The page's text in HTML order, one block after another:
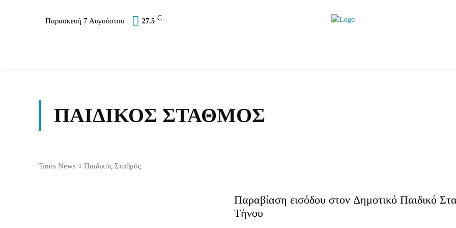
Παρασκευή 7 Αυγούστου 27.5 C
ΠΑΙΔΙΚΌΣ ΣΤΑΘΜΌΣ
Tinos News Παιδικός Σταθμός
Παραβίαση εισόδου στον Δημοτικό Παιδικό
Τήνου